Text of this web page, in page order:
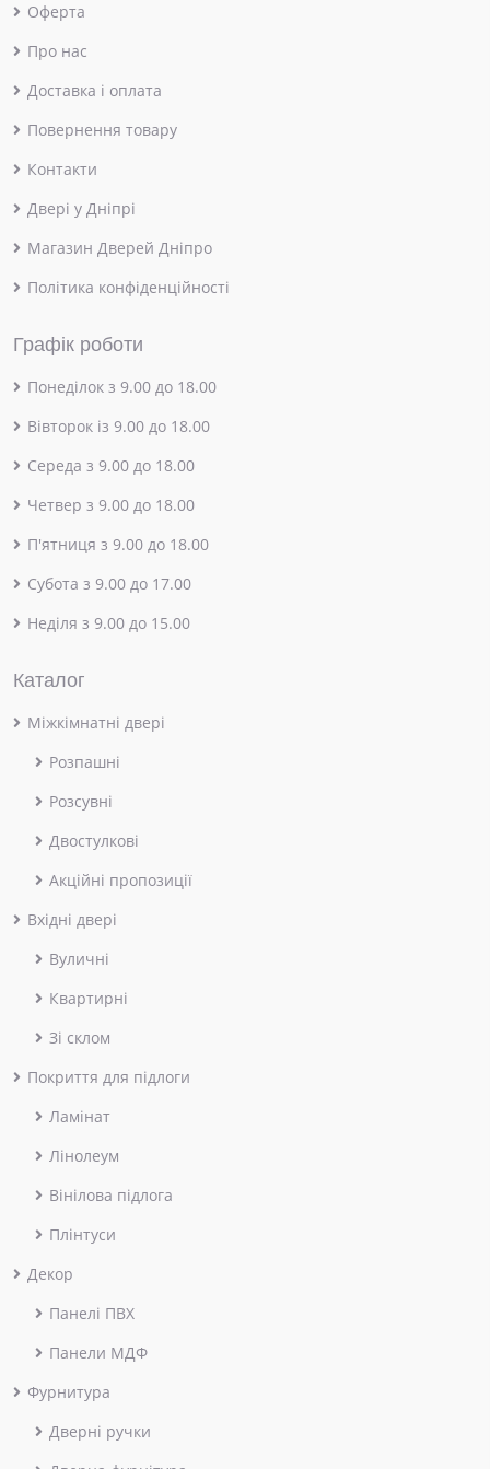
Оферта
Про нас
Доставка і оплата
Повернення товару
Контакти
Двері у Дніпрі
Магазин Дверей Дніпро
Політика конфіденційності
Графік роботи
Понеділок з 9.00 до 18.00
Вівторок із 9.00 до 18.00
Середа з 9.00 до 18.00
Четвер з 9.00 до 18.00
П'ятниця з 9.00 до 18.00
Субота з 9.00 до 17.00
Неділя з 9.00 до 15.00
Каталог
Міжкімнатні двері
Розпашні
Розсувні
Двостулкові
Акційні пропозиції
Вхідні двері
Вуличні
Квартирні
Зі склом
Покриття для підлоги
Ламінат
Лінолеум
Вінілова підлога
Плінтуси
Декор
Панелі ПВХ
Панели МДФ
Фурнитура
Дверні ручки